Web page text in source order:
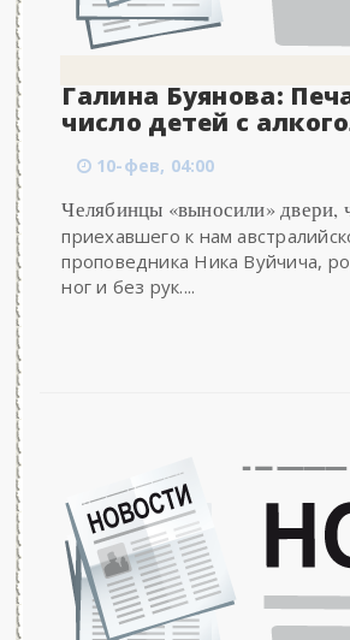
Галина Буянова:
число детей с
10-фев, 04:00
Челябинцы «выносили» двери,
приехавшего к нам
проповедника Ника Вуйчича,
ног и без рук....